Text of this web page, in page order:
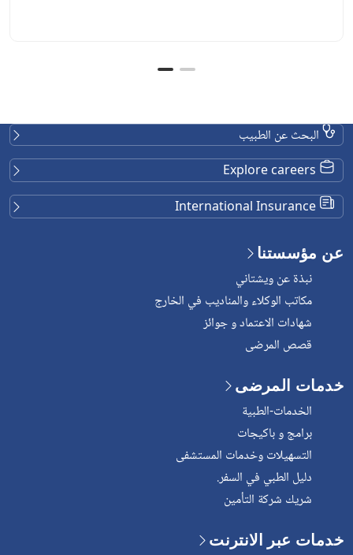
البحث عن الطبيب
عن مؤسستنا
نبذة عن ويشتاني
مكاتب الوكلاء والمناديب في الخارج
شهادات الاعتماد و جوائز
قصص المرضى
خدمات المرضى
الخدمات-الطبية
برامج و باكيجات
التسهيلات وخدمات المستشفى
دليل الطبي في السفر.
شريك شركة التأمين
خدمات عبر الانترنت